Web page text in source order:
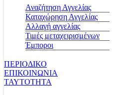
Αναζήτηση Αγγελίας
Καταχώρηση Αγγελίας
Αλλαγή αγγελίας
Τιμές μεταχειρισμένων
Έμποροι
ΠΕΡΙΟΔΙΚΟ
ΕΠΙΚΟΙΝΩΝΙΑ
ΤΑΥΤΟΤΗΤΑ